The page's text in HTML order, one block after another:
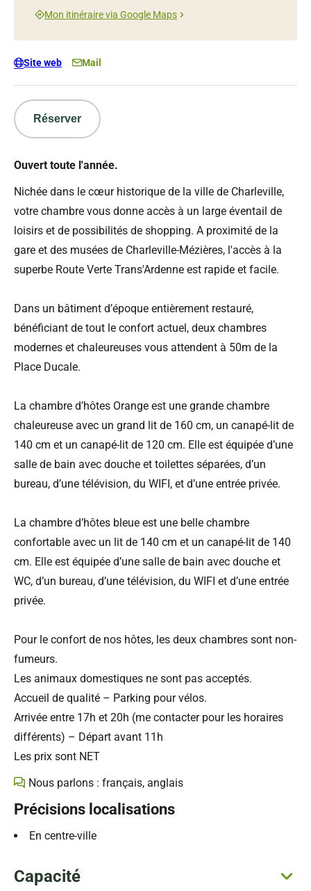
Ouvert toute l'année.
Nichée dans le cœur historique de la ville de Charleville,
votre chambre vous donne accès à un large éventail de
loisirs et de possibilités de shopping. A proximité de la
gare et des musées de Charleville-Mézières, l'accès à la
superbe Route Verte Trans'Ardenne est rapide et facile.
Dans un bâtiment d’époque entièrement restauré,
bénéficiant de tout le confort actuel, deux chambres
modernes et chaleureuses vous attendent à 50m de la
Place Ducale.
La chambre d’hôtes Orange est une grande chambre
chaleureuse avec un grand lit de 160 cm, un canapé-lit de
140 cm et un canapé-lit de 120 cm. Elle est équipée d’une
salle de bain avec douche et toilettes séparées, d’un
bureau, d’une télévision, du WIFI, et d’une entrée privée.
La chambre d’hôtes bleue est une belle chambre
confortable avec un lit de 140 cm et un canapé-lit de 140
cm. Elle est équipée d’une salle de bain avec douche et
WC, d’un bureau, d’une télévision, du WIFI et d’une entrée
privée.
Pour le confort de nos hôtes, les deux chambres sont non-
fumeurs.
Les animaux domestiques ne sont pas acceptés.
Accueil de qualité – Parking pour vélos.
Arrivée entre 17h et 20h (me contacter pour les horaires
différents) – Départ avant 11h
Les prix sont NET
Nous parlons : français, anglais
Précisions localisations
En centre-ville
Capacité
Mon itinéraire via Google Maps
Site web Mail
Réserver